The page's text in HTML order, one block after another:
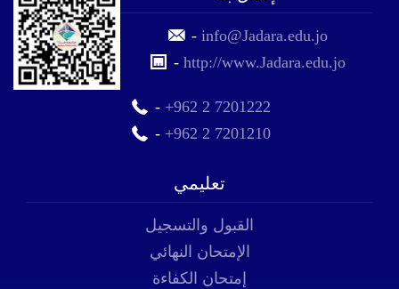
-info@Jadara.edu.jo
-http://www.Jadara.edu.jo
- +962 2 7201222
- +962 2 7201210
تعليمي
القبول والتسجيل
الإمتحان النهائي
إمتحان الكفاءة